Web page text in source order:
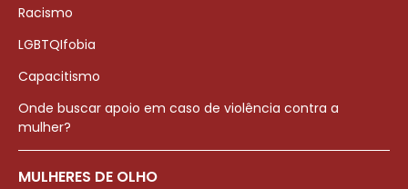
Racismo
LGBTQIfobia
Capacitismo
Onde buscar apoio em caso de violência contra a
mulher?
MULHERES DE OLHO